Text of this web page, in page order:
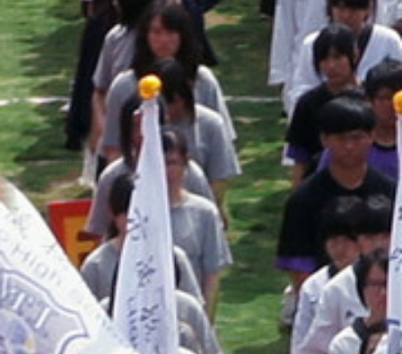
動
力
世
界
公
民。
WAGOR
TODAY
THE
WORLD
TOMORROW
PUTTING
YOU
ON
THE